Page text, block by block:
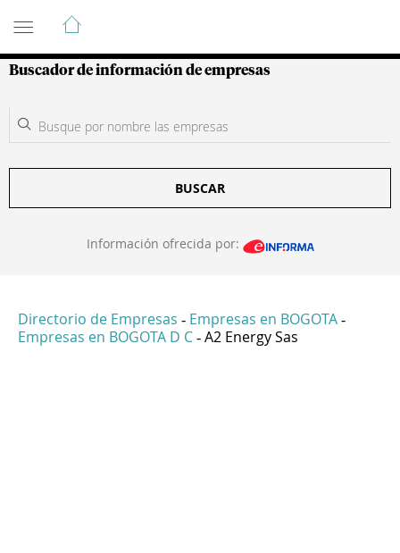
Guía de Empresas Colombianas
Buscador de información de empresas
BUSCAR
Información ofrecida por:
Directorio de Empresas - Empresas en BOGOTA -
Empresas en BOGOTA D C - A2 Energy Sas